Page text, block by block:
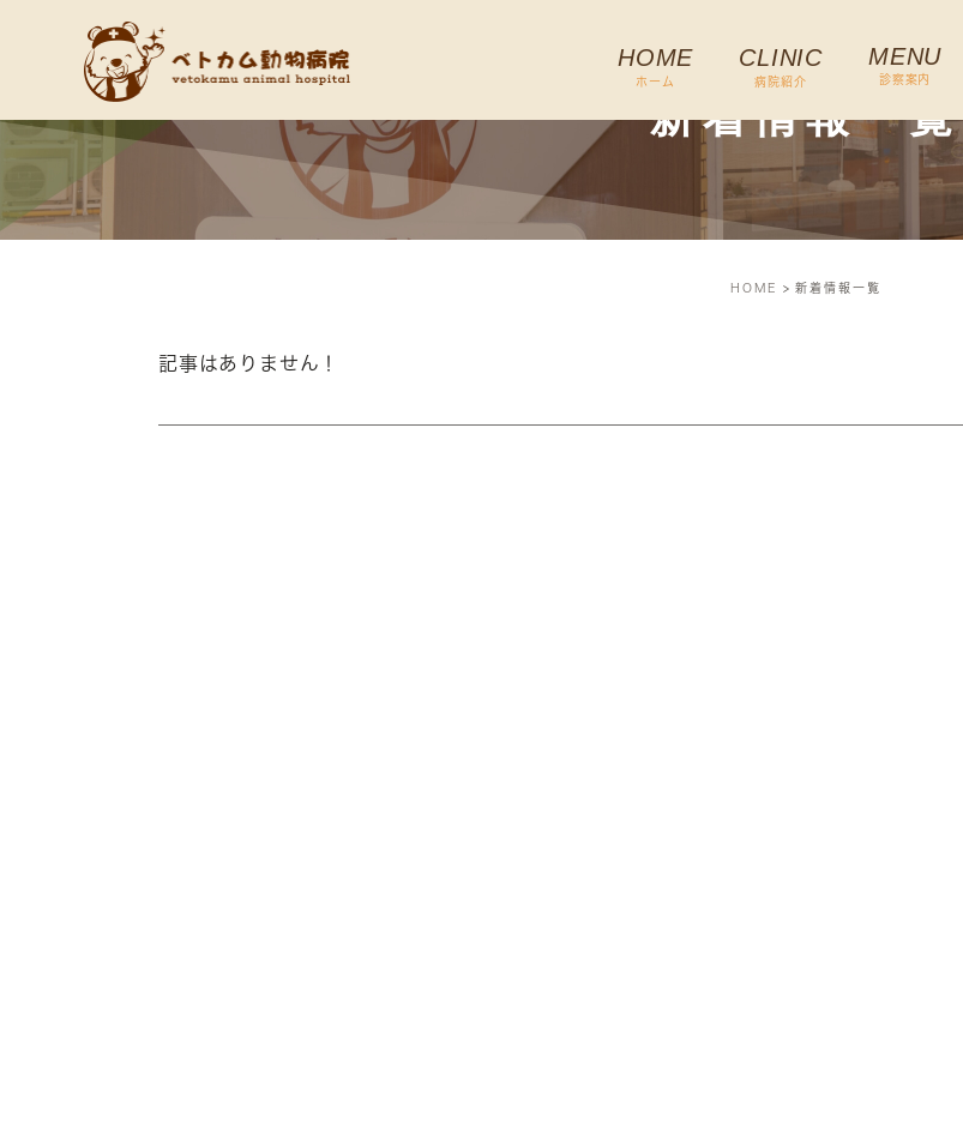
HOME
ホーム
CLINIC
病院紹介
MENU
診察案内
新着情報一覧
HOME 新着情報一覧
記事はありません！